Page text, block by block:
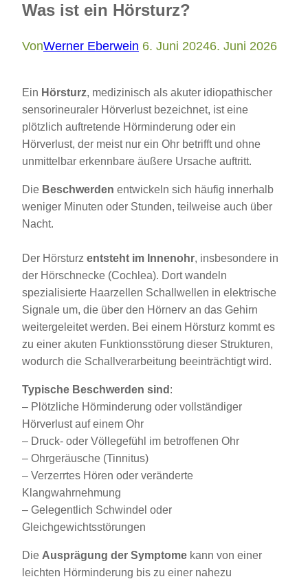
Was ist ein Hörsturz?
VonWerner Eberwein 6. Juni 20246. Juni 2026
Ein Hörsturz, medizinisch als akuter idiopathischer
sensorineuraler Hörverlust bezeichnet, ist eine
plötzlich auftretende Hörminderung oder ein
Hörverlust, der meist nur ein Ohr betrifft und ohne
unmittelbar erkennbare äußere Ursache auftritt.
Die Beschwerden entwickeln sich häufig innerhalb
weniger Minuten oder Stunden, teilweise auch über
Nacht.
Der Hörsturz entsteht im Innenohr, insbesondere in
der Hörschnecke (Cochlea). Dort wandeln
spezialisierte Haarzellen Schallwellen in elektrische
Signale um, die über den Hörnerv an das Gehirn
weitergeleitet werden. Bei einem Hörsturz kommt es
zu einer akuten Funktionsstörung dieser Strukturen,
wodurch die Schallverarbeitung beeinträchtigt wird.
Typische Beschwerden sind :
– Plötzliche Hörminderung oder vollständiger
Hörverlust auf einem Ohr
– Druck- oder Völlegefühl im betroffenen Ohr
– Ohrgeräusche (Tinnitus)
– Verzerrtes Hören oder veränderte
Klangwahrnehmung
– Gelegentlich Schwindel oder
Gleichgewichtsstörungen
Die Ausprägung der Symptome kann von einer
leichten Hörminderung bis zu einer nahezu